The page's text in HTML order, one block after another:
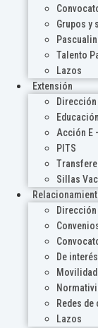
Grupos y
Talento
Lazos
Extensión
Acción E
PITS
Sillas
De interés
Redes
Lazos